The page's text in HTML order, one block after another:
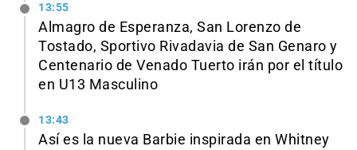
13:55
Almagro de Esperanza, San Lorenzo de
Tostado, Sportivo Rivadavia de San Genaro y
Centenario de Venado Tuerto irán por el título
en U13 Masculino
13:43
Así es la nueva Barbie inspirada en Whitney